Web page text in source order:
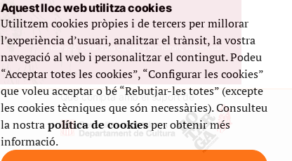
Que compta amb el suport de
Aquest lloc web utilitza cookies
Utilitzem cookies pròpies i de tercers per millorar
l’experiència d’usuari, analitzar el trànsit, la vostra
navegació al web i personalitzar el contingut. Podeu
“Acceptar totes les cookies”, “Configurar les cookies”
que voleu acceptar o bé “Rebutjar-les totes” (excepte
les cookies tècniques que són necessàries). Consulteu
la nostrapolítica de cookiesper obtenir més
informació.